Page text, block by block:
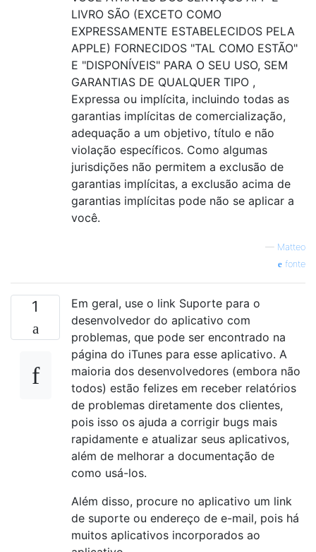
LIVRO SÃO (EXCETO COMO
EXPRESSAMENTE ESTABELECIDOS PELA
APPLE) FORNECIDOS "TAL COMO ESTÃO"
E "DISPONÍVEIS" PARA O SEU USO, SEM
GARANTIAS DE QUALQUER TIPO ,
Expressa ou implícita, incluindo todas as
garantias implícitas de comercialização,
adequação a um objetivo, título e não
violação específicos. Como algumas
jurisdições não permitem a exclusão de
garantias implícitas, a exclusão acima de
garantias implícitas pode não se aplicar a
você.
— Matteo
fonte
1
Em geral, use o link Suporte para o
desenvolvedor do aplicativo com
problemas, que pode ser encontrado na
página do iTunes para esse aplicativo. A
maioria dos desenvolvedores (embora não
todos) estão felizes em receber relatórios
de problemas diretamente dos clientes,
pois isso os ajuda a corrigir bugs mais
rapidamente e atualizar seus aplicativos,
além de melhorar a documentação de
como usá-los.
Além disso, procure no aplicativo um link
de suporte ou endereço de e-mail, pois há
muitos aplicativos incorporados ao